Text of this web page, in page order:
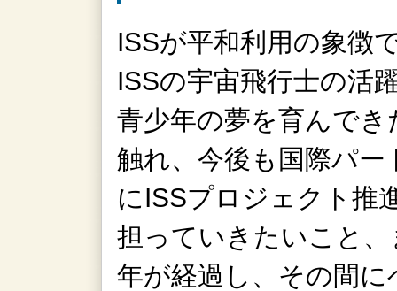
ISSが平和利用の象徴
ISSの宇宙飛行士の活
青少年の夢を育んでき
触れ、今後も国際パー
にISSプロジェクト推
担っていきたいこと
年が経過し、その間